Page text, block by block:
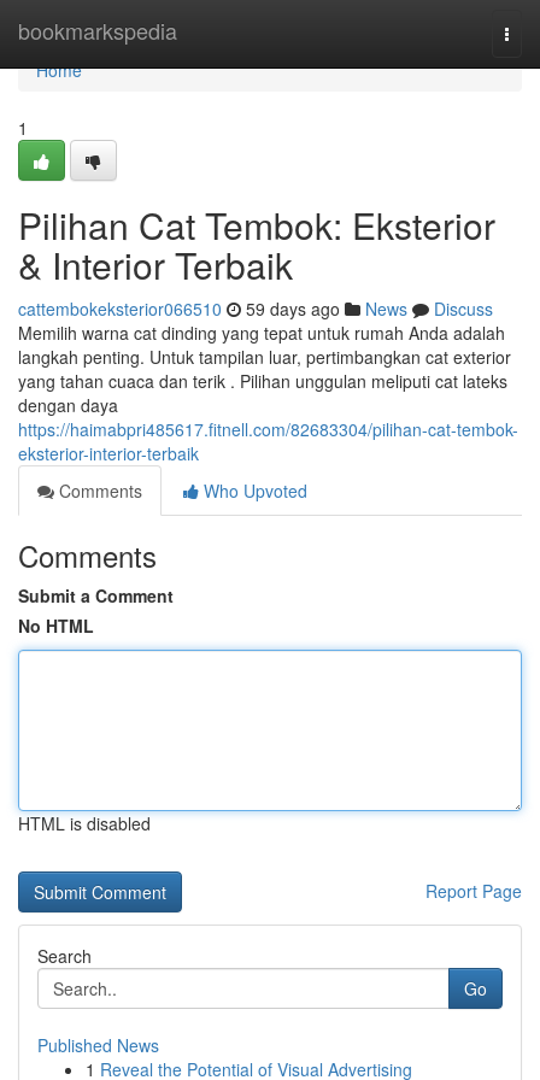
bookmarkspedia
Home
Home
1
Pilihan Cat Tembok: Eksterior
& Interior Terbaik
cattembokeksterior066510 59 days ago News
Discuss
Memilih warna cat dinding yang tepat untuk rumah Anda adalah
langkah penting. Untuk tampilan luar, pertimbangkan cat exterior
yang tahan cuaca dan terik . Pilihan unggulan meliputi cat lateks
dengan daya
https://haimabpri485617.fitnell.com/82683304/pilihan-cat-tembok-
eksterior-interior-terbaik
Comments
Who Upvoted
Comments
Submit a Comment
No HTML
HTML is disabled
Report Page
Search
Go
Published News
1 Reveal the Potential of Visual Advertising